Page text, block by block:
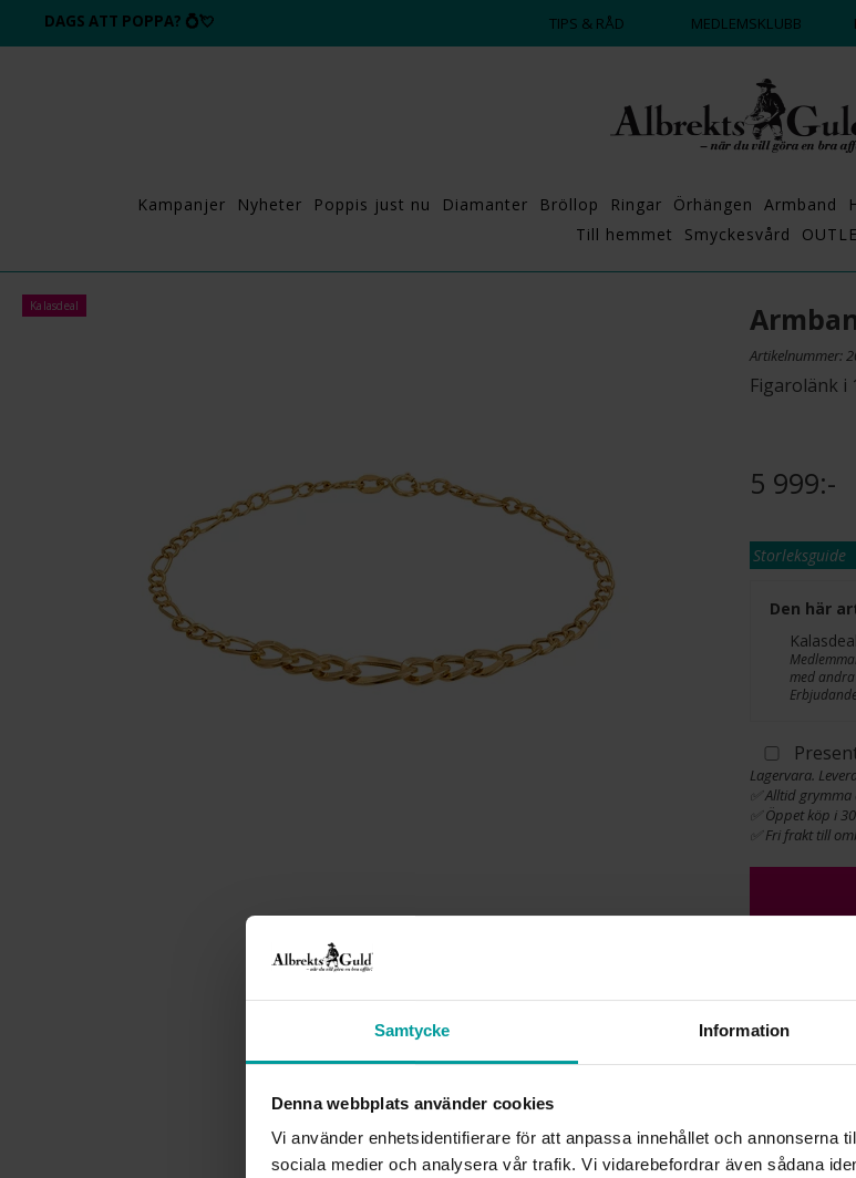
Samtycke Information
Denna webbplats använder cookies
Vi använder enhetsidentifierare för att anpassa innehållet och annonserna
sociala medier och analysera vår trafik. Vi vidarebefordrar även sådana
DAGS ATT POPPA? 💍💘 TIPS & RÅD MEDLEMSKLUBB
Kampanjer Nyheter Poppis just nu Diamanter Bröllop Ringar Örhängen Armband
Till hemmet
Smyckesvård
Kalasdeal
Artikelnummer:
Figarolänk i
5 999:-
Storleksguide
Den här
med
Lagervara.
✅ Alltid
✅ Öppet köp i
✅ Fri frakt till
BREDD CA
LÄNGD CA
ÄDELMETALL